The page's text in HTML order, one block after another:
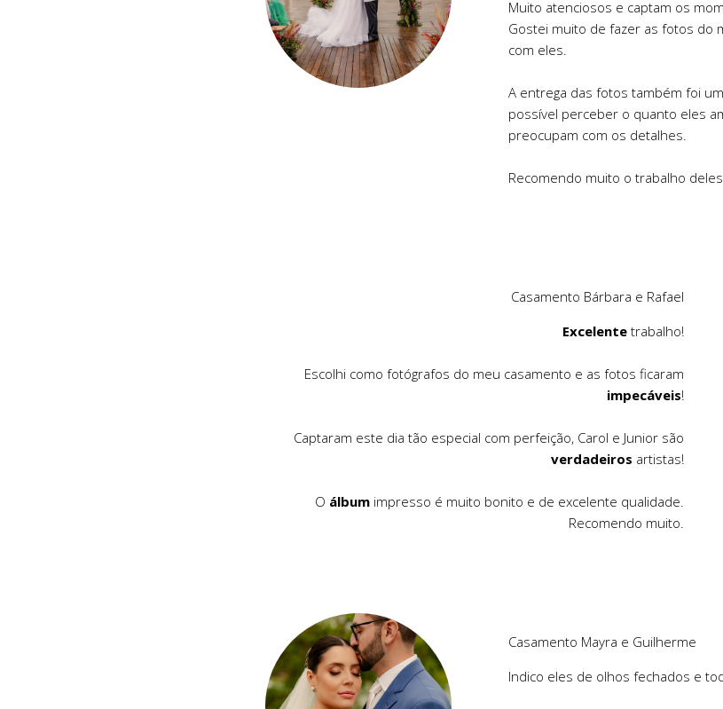
Muito atenciosos e captam os
Gostei muito de fazer as fotos do
com eles.
A entrega das fotos também foi um
possível perceber o quanto eles
preocupam com os detalhes.
Recomendo muito o trabalho
Casamento Bárbara e Rafael
Excelentetrabalho!
Escolhi como fotógrafos do meu casamento e as fotos ficaram
impecáveis!
Captaram este dia tão especial com perfeição, Carol e Junior são
verdadeiros artistas!
O álbumimpresso é muito bonito e de excelente qualidade.
Recomendo muito.
Casamento Mayra e Guilherme
Indico eles de olhos fechados e